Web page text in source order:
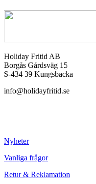
Holiday Fritid AB
Borgås Gårdsväg 15
S-434 39 Kungsbacka
info@holidayfritid.se
Nyheter
Vanliga frågor
Retur & Reklamation